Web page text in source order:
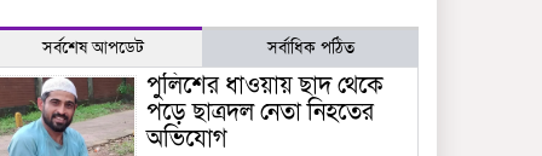
সর্বশেষ আপডেট সর্বাধিক পঠিত
পুলিশের ধাওয়ায় ছাদ থেকে
পড়ে ছাত্রদল নেতা নিহতের
অভিযোগ